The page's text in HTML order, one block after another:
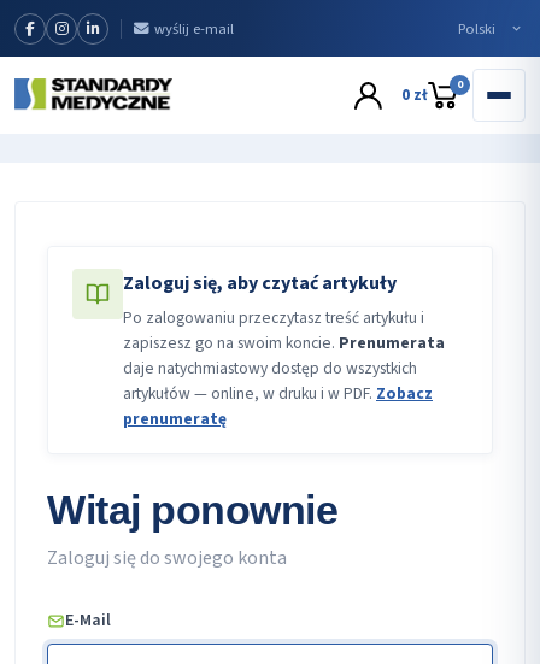
wyślij e-mail
0 zł 0
Zaloguj się, aby czytać artykuły
Po zalogowaniu przeczytasz treść artykułu i
zapiszesz go na swoim koncie. Prenumerata
daje natychmiastowy dostęp do wszystkich
artykułów — online, w druku i w PDF. Zobacz
prenumeratę
Witaj ponownie
Zaloguj się do swojego konta
E-Mail